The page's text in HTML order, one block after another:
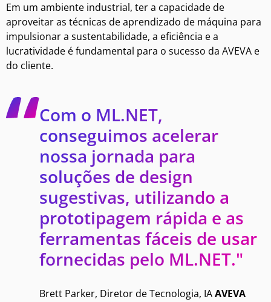
Em um ambiente industrial, ter a capacidade de
aproveitar as técnicas de aprendizado de máquina para
impulsionar a sustentabilidade, a eficiência e a
lucratividade é fundamental para o sucesso da AVEVA e
do cliente.
Com o ML.NET,
conseguimos acelerar
nossa jornada para
soluções de design
sugestivas, utilizando a
prototipagem rápida e as
ferramentas fáceis de usar
fornecidas pelo ML.NET."
Brett Parker, Diretor de Tecnologia, IAAVEVA